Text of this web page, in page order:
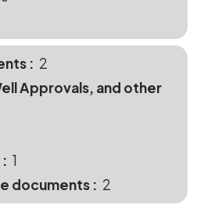
2
Approvals, and other
1
documents
2